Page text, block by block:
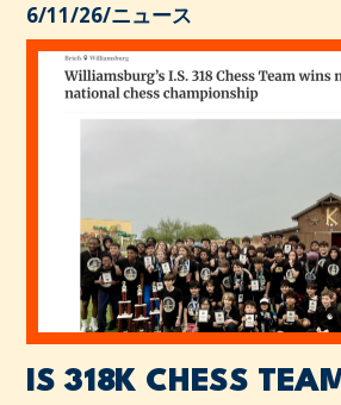
6/11/26/ニュース
IS 318K CHESS